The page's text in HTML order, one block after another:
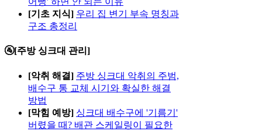
[기초 지식] 우리 집 변기 부속 명칭과
구조 총정리
🚰[주방 싱크대 관리]
[악취 해결] 주방 싱크대 악취의 주범,
배수구 통 교체 시기와 확실한 해결
방법
[막힘 예방] 싱크대 배수구에 '기름기'
버렸을 때? 배관 스케일링이 필요한